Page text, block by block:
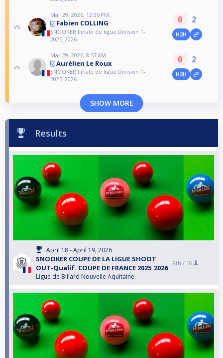
vs
Mar 29, 2026, 12:06 PM
Fabien COLLING
SNOOKER Finale de ligue Division 1-
2025_2026
0 2
H2H
vs
Mar 29, 2026, 8:57 AM
Aurélien Le Roux
SNOOKER Finale de ligue Division 1-
2025_2026
0 2
H2H
SHOW MORE
Results
April 18 - April 19, 2026
SNOOKER COUPE DE LA LIGUE SHOOT
OUT-Qualif. COUPE DE FRANCE 2025_2026
Ligue de Billard Nouvelle Aquitaine
9th / 16